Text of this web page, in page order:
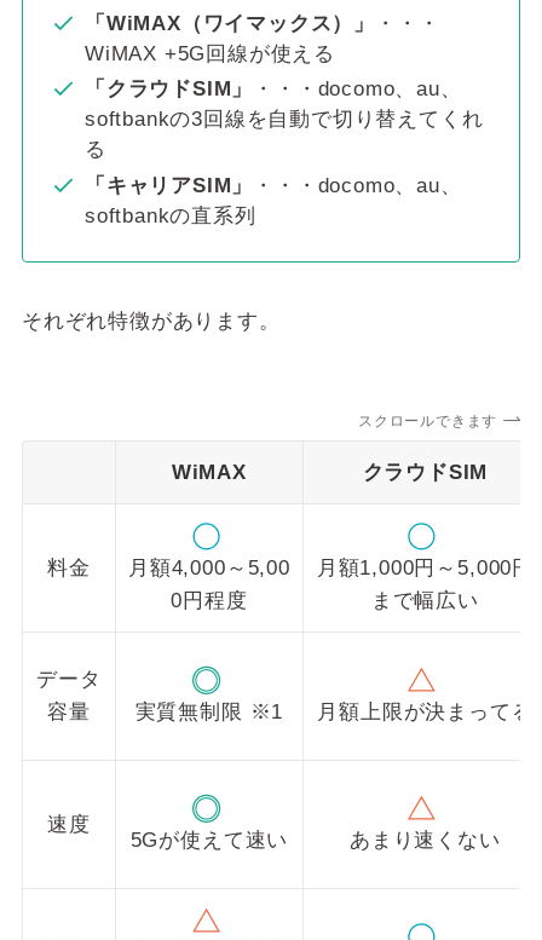
「WiMAX（ワイマックス）」
・・・
WiMAX +5G回線が使える
「クラウドSIM」
・・・docomo、au、
softbankの3回線を自動で切り替えてくれ
る
「キャリアSIM」
・・・docomo、au、
softbankの直系列
それぞれ特徴があります。
スクロールできます
WiMAX クラウドSIM
料金
月額4,000～5,00
0円程度
月額1,000円～5,000円
まで幅広い
データ
容量
実質無制限 ※1 月額上限が決まってる
速度
5Gが使えて速い あまり速くない